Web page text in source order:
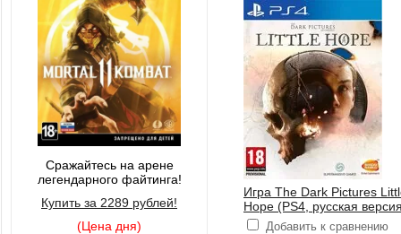
Сражайтесь на арене
легендарного файтинга!
Купить за 2289 рублей!
(Цена дня)
Игра The Dark Pictures
Hope (PS4, русская
Добавить к сравнению